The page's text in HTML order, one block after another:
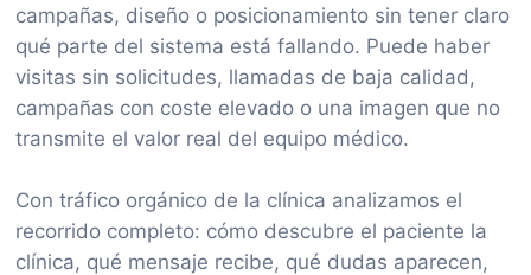
campañas, diseño o posicionamiento sin tener claro
qué parte del sistema está fallando. Puede haber
visitas sin solicitudes, llamadas de baja calidad,
campañas con coste elevado o una imagen que no
transmite el valor real del equipo médico.
Con tráfico orgánico de la clínica analizamos el
recorrido completo: cómo descubre el paciente la
clínica, qué mensaje recibe, qué dudas aparecen,